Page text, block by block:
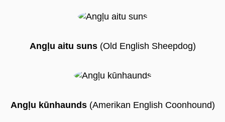
Angļu aitu suns(Old English Sheepdog)
Angļu kūnhaunds(Amerikan English Coonhound)